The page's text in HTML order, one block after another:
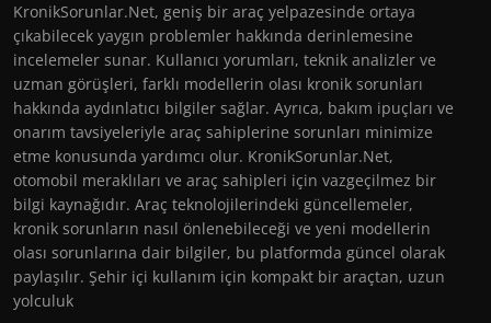
KronikSorunlar.Net, geniş bir araç yelpazesinde ortaya
çıkabilecek yaygın problemler hakkında derinlemesine
incelemeler sunar. Kullanıcı yorumları, teknik analizler ve
uzman görüşleri, farklı modellerin olası kronik sorunları
hakkında aydınlatıcı bilgiler sağlar. Ayrıca, bakım ipuçları ve
onarım tavsiyeleriyle araç sahiplerine sorunları minimize
etme konusunda yardımcı olur. KronikSorunlar.Net,
otomobil meraklıları ve araç sahipleri için vazgeçilmez bir
bilgi kaynağıdır. Araç teknolojilerindeki güncellemeler,
kronik sorunların nasıl önlenebileceği ve yeni modellerin
olası sorunlarına dair bilgiler, bu platformda güncel olarak
paylaşılır. Şehir içi kullanım için kompakt bir araçtan, uzun
yolculuk